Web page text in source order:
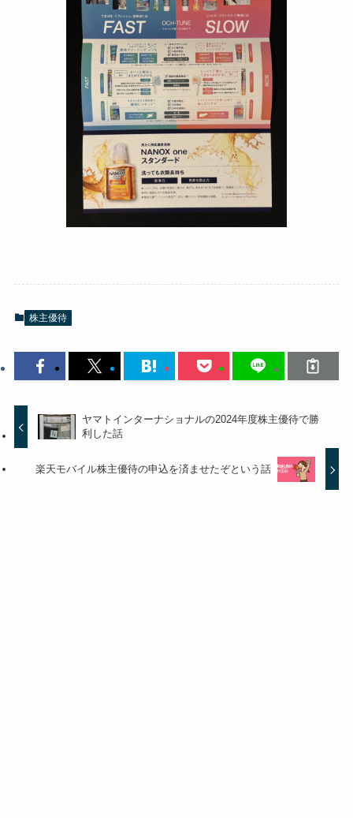
株主優待
ヤマトインターナショナルの2024年度株主優待で勝
利した話
楽天モバイル株主優待の申込を済ませたぞという話